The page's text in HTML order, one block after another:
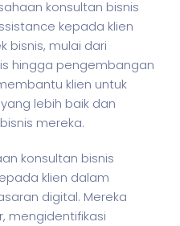
konsultan bisnis
kepada klien
bisnis, mulai dari
hingga pengembangan
klien untuk
lebih baik dan
mereka.
konsultan bisnis
klien dalam
digital. Mereka
mengidentifikasi